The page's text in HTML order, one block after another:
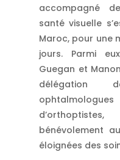
accompagné
santé visuelle
Maroc, pour une
jours. Parmi
Guegan et
délégation
bénévolement
éloignées des